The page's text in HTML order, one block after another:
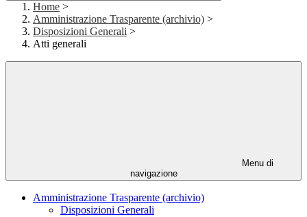
Home >
Amministrazione Trasparente (archivio) >
Disposizioni Generali >
Atti generali
Menu di
navigazione
Amministrazione Trasparente (archivio)
Disposizioni Generali